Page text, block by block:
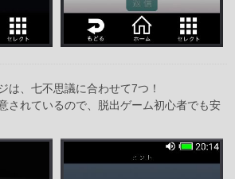
は、七不思議に合わせて7つ！
されているので、脱出ゲーム初心者でも安